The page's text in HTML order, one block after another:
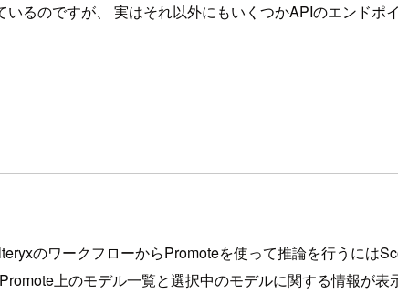
るのですが、 実はそれ以外にもいくつかAPIのエンドポ
のワークフローからPromoteを使って推論を行うには
上のモデル一覧と選択中のモデルに関する情報が表